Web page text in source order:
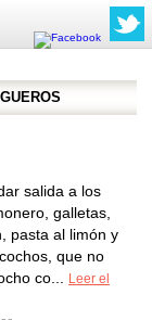
salida a los
galletas,
pasta al limón y
que no
co...
Leer el